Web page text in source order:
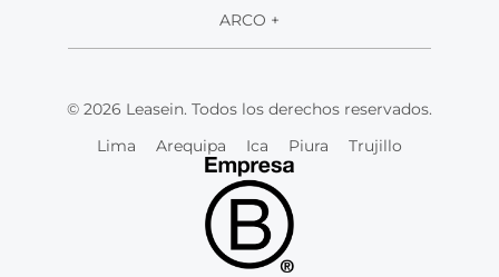
ARCO +
© 2026 Leasein. Todos los derechos reservados.
Lima
Arequipa Ica Piura Trujillo